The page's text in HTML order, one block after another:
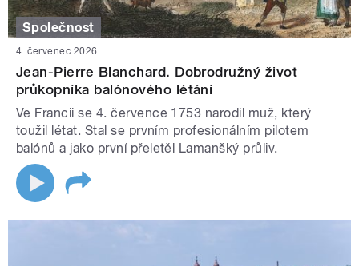
Společnost
4. červenec 2026
Jean-Pierre Blanchard. Dobrodružný život
průkopníka balónového létání
Ve Francii se 4. července 1753 narodil muž, který
toužil létat. Stal se prvním profesionálním pilotem
balónů a jako první přeletěl Lamanšký průliv.